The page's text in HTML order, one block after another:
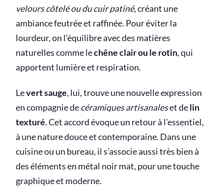
velours côtelé ou du cuir patiné, créant une
ambiance feutrée et raffinée. Pour éviter la
lourdeur, on l’équilibre avec des matières
naturelles comme lechêne clair ou le rotin, qui
apportent lumière et respiration.
Levert sauge, lui, trouve une nouvelle expression
en compagnie decéramiques artisanaleset delin
texturé. Cet accord évoque un retour à l’essentiel,
à une nature douce et contemporaine. Dans une
cuisine ou un bureau, il s’associe aussi très bien à
des éléments en métal noir mat, pour une touche
graphique et moderne.